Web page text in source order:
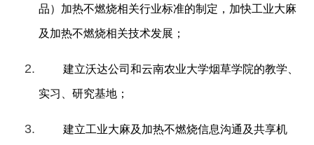
品）加热不燃烧相关行业标准的制定，加快工业大麻
及加热不燃烧相关技术发展；
建立沃达公司和云南农业大学烟草学院的教学、
实习、研究基地；
建立工业大麻及加热不燃烧信息沟通及共享机